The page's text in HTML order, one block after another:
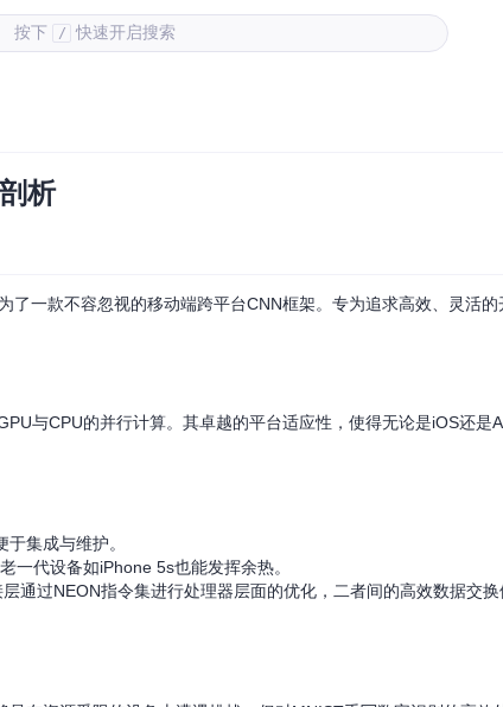
按下 / 快速开启搜索
析
了一款不容忽视的移动端跨平台CNN框架。专为追求高效、灵活的
与CPU的并行计算。其卓越的平台适应性，使得无论是iOS还是
集成与维护。
一代设备如iPhone 5s也能发挥余热。
通过NEON指令集进行处理器层面的优化，二者间的高效数据交